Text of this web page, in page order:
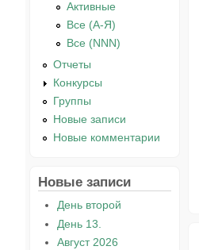
Активные
Все (А-Я)
Все (NNN)
Отчеты
Конкурсы
Группы
Новые записи
Новые комментарии
Новые записи
День второй
День 13.
Август 2026